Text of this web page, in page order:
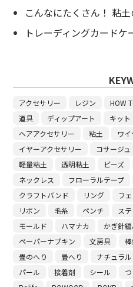
こんなにたくさん！ 粘
トレーディングカードケ
アクセサリー レジン HOW
道具
ディップアート キット
ヘアアクセサリー
粘土 ワ
イヤーアクセサリー
コサージュ
軽量粘土
透明粘土 ビーズ
ネックレス
フローラルテープ
クラフトバンド
リング フ
リボン
毛糸 ペンチ ス
モールド
ハマナカ かぎ針
ペーパーナプキン
文房具
畳のへり
畳へり ナチュラル
パール
接着剤 シール